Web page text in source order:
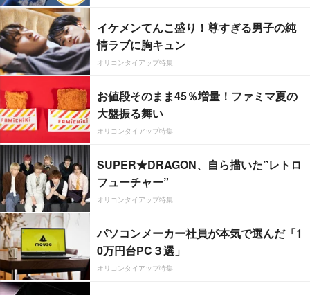
イケメンてんこ盛り！尊すぎる男子の純
情ラブに胸キュン
オリコンタイアップ特集
お値段そのまま45％増量！ファミマ夏の
大盤振る舞い
オリコンタイアップ特集
SUPER★DRAGON、自ら描いた”レトロ
フューチャー”
オリコンタイアップ特集
パソコンメーカー社員が本気で選んだ「1
0万円台PC３選」
オリコンタイアップ特集